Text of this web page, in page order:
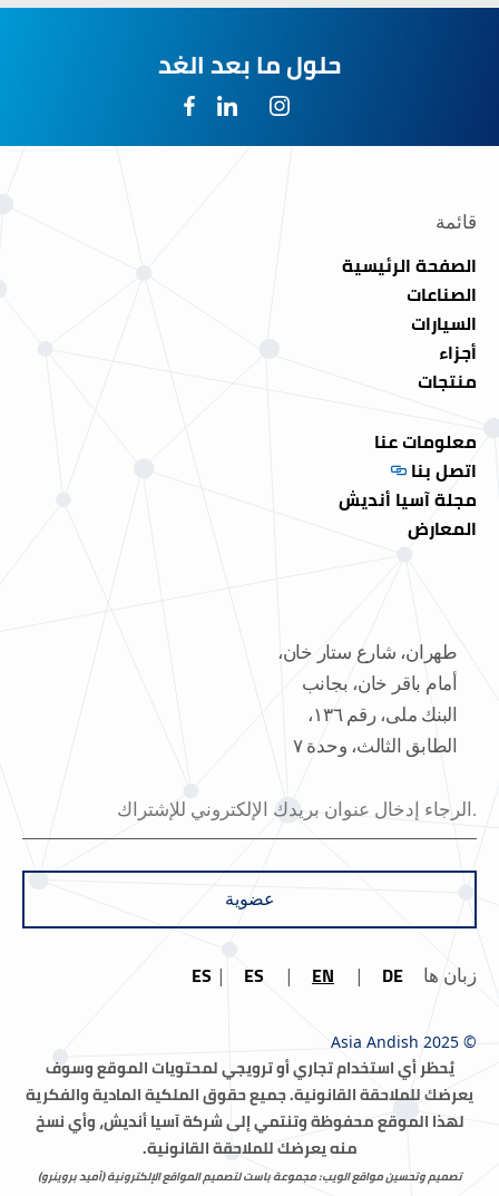
حلول ما بعد الغد
قائمة
الصفحة الرئيسية
الصناعات
السيارات
أجزاء
منتجات
معلومات عنا
اتصل بنا
مجلة آسيا أنديش
المعارض
طهران، شارع ستار خان،
أمام باقر خان، بجانب
البنك ملی، رقم ١٣٦،
الطابق الثالث، وحدة ٧
عضوية
زبان ها DE
EN
ES
ES
© Asia Andish 2025
يُحظر أي استخدام تجاري أو ترويجي لمحتويات الموقع وسوف
يعرضك للملاحقة القانونية.جميع حقوق الملكية المادية والفكرية
لهذا الموقع محفوظة وتنتمي إلى شركة آسيا أنديش، وأي نسخ
منه يعرضك للملاحقة القانونية.
تصميم وتحسين مواقع الويب: مجموعة باست لتصميم المواقع الإلكترونية (أميد بروینرو)